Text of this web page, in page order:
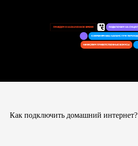
Как подключить домашний интернет?